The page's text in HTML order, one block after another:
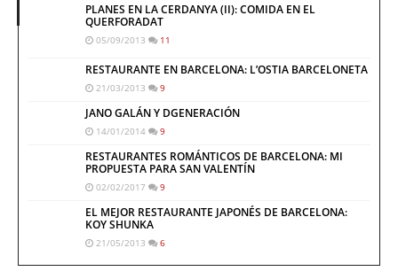
PLANES EN LA CERDANYA (II): COMIDA EN EL
QUERFORADAT
05/09/2013 11
RESTAURANTE EN BARCELONA: L’OSTIA BARCELONETA
21/03/2013 9
JANO GALÁN Y DGENERACIÓN
14/01/2014 9
RESTAURANTES ROMÁNTICOS DE BARCELONA: MI
PROPUESTA PARA SAN VALENTÍN
02/02/2017 9
EL MEJOR RESTAURANTE JAPONÉS DE BARCELONA:
KOY SHUNKA
21/05/2013 6